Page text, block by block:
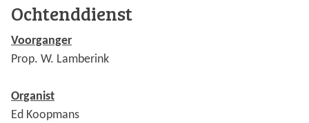
Ochtenddienst
Voorganger
Prop. W. Lamberink
Organist
Ed Koopmans